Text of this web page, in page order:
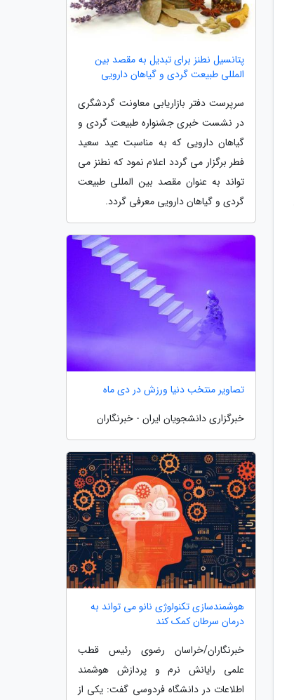
پتانسیل نطنز برای تبدیل به مقصد بین
المللی طبیعت گردی و گیاهان دارویی
سرپرست دفتر بازاریابی معاونت گردشگری
در نشست خبری جشنواره طبیعت گردی و
گیاهان دارویی که به مناسبت عید سعید
فطر برگزار می گردد اعلام نمود که نطنز می
تواند به عنوان مقصد بین المللی طبیعت
گردی و گیاهان دارویی معرفی گردد.
تصاویر منتخب دنیا ورزش در دی ماه
خبرگزاری دانشجویان ایران - خبرنگاران
هوشمندسازی تکنولوژی نانو می تواند به
درمان سرطان کمک کند
خبرنگاران/خراسان رضوی رئیس قطب
علمی رایانش نرم و پردازش هوشمند
اطلاعات در دانشگاه فردوسی گفت: یکی از